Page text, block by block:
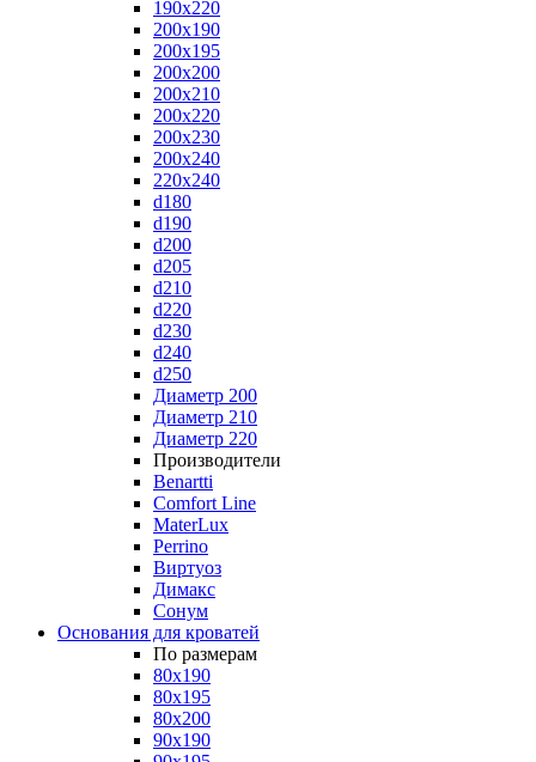
190x220
200x190
200x195
200x200
200x210
200x220
200x230
200x240
220x240
d180
d190
d200
d205
d210
d220
d230
d240
d250
Диаметр 200
Диаметр 210
Диаметр 220
Производители
Benartti
Comfort Line
MaterLux
Perrino
Виртуоз
Димакс
Сонум
Основания для кроватей
По размерам
80x190
80x195
80x200
90x190